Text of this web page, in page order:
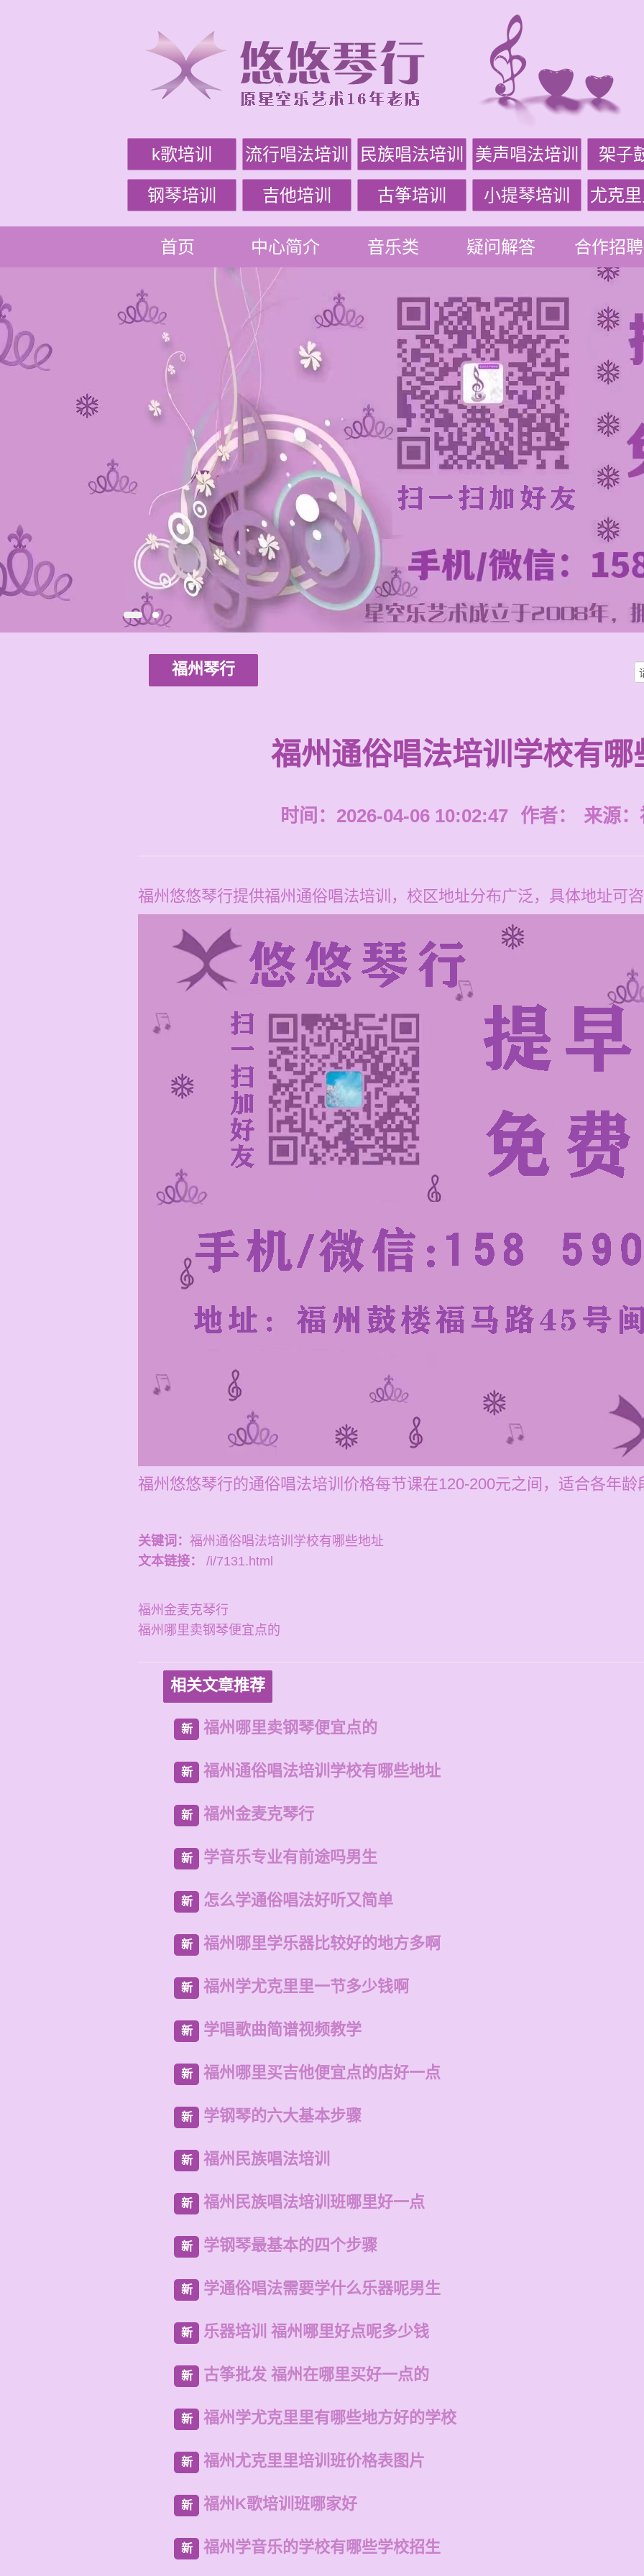
k歌培训 流行唱法培训 民族唱法培训 美声唱法培训 架子
钢琴培训 吉他培训 古筝培训 小提琴培训 尤克
首页 中心简介 音乐类 疑问解答 合作招聘
福州琴行
福州通俗唱法培训学校有哪
时间：2026-04-06 10:02:47 作者： 来源：
福州悠悠琴行提供福州通俗唱法培训，校区地址分布广泛，具体地址可
福州悠悠琴行的通俗唱法培训价格每节课在120-200元之间，适合各年龄
关键词： 福州通俗唱法培训学校有哪些地址
文本链接：
/i/7131.html
福州金麦克琴行
福州哪里卖钢琴便宜点的
相关文章推荐
新 福州哪里卖钢琴便宜点的
新 福州通俗唱法培训学校有哪些地址
新 福州金麦克琴行
新 学音乐专业有前途吗男生
新 怎么学通俗唱法好听又简单
新 福州哪里学乐器比较好的地方多啊
新 福州学尤克里里一节多少钱啊
新 学唱歌曲简谱视频教学
新 福州哪里买吉他便宜点的店好一点
新 学钢琴的六大基本步骤
新 福州民族唱法培训
新 福州民族唱法培训班哪里好一点
新 学钢琴最基本的四个步骤
新 学通俗唱法需要学什么乐器呢男生
新 乐器培训 福州哪里好点呢多少钱
新 古筝批发 福州在哪里买好一点的
新 福州学尤克里里有哪些地方好的学校
新 福州尤克里里培训班价格表图片
新 福州K歌培训班哪家好
新 福州学音乐的学校有哪些学校招生